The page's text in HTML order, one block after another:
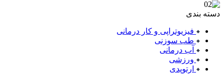
دسته بندی
فیزیوتراپی و کار درمانی
طب سوزنی
آب درمانی
ورزشی
ارتوپدی